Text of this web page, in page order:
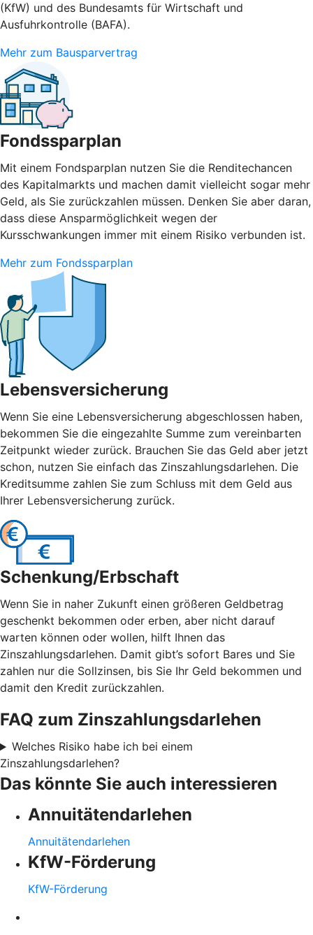
(KfW) und des Bundesamts für Wirtschaft und
Ausfuhrkontrolle (BAFA).
Mehr zum Bausparvertrag
Fondssparplan
Mit einem Fondsparplan nutzen Sie die Renditechancen
des Kapitalmarkts und machen damit vielleicht sogar mehr
Geld, als Sie zurückzahlen müssen. Denken Sie aber daran,
dass diese Ansparmöglichkeit wegen der
Kursschwankungen immer mit einem Risiko verbunden ist.
Mehr zum Fondssparplan
Lebensversicherung
Wenn Sie eine Lebensversicherung abgeschlossen haben,
bekommen Sie die eingezahlte Summe zum vereinbarten
Zeitpunkt wieder zurück. Brauchen Sie das Geld aber jetzt
schon, nutzen Sie einfach das Zinszahlungsdarlehen. Die
Kreditsumme zahlen Sie zum Schluss mit dem Geld aus
Ihrer Lebensversicherung zurück.
Schenkung/Erbschaft
Wenn Sie in naher Zukunft einen größeren Geldbetrag
geschenkt bekommen oder erben, aber nicht darauf
warten können oder wollen, hilft Ihnen das
Zinszahlungsdarlehen. Damit gibt’s sofort Bares und Sie
zahlen nur die Sollzinsen, bis Sie Ihr Geld bekommen und
damit den Kredit zurückzahlen.
FAQ zum Zinszahlungsdarlehen
Welches Risiko habe ich bei einem
Zinszahlungsdarlehen?
Das könnte Sie auch interessieren
Annuitätendarlehen
Annuitätendarlehen
KfW-Förderung
KfW-Förderung